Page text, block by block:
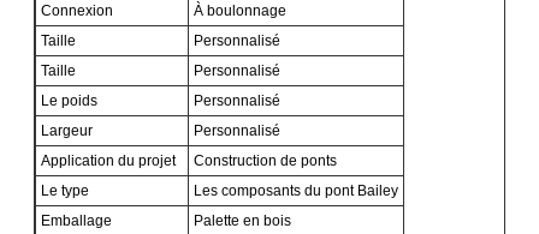
Connexion
À boulonnage
Taille
Personnalisé
Taille
Personnalisé
Le poids
Personnalisé
Largeur
Personnalisé
Application du projet
Construction de ponts
Le type
Les composants du pont Bailey
Emballage
Palette en bois